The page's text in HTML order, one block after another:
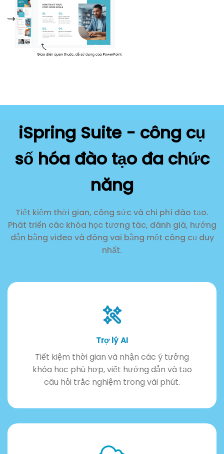
iSpring Suite - công cụ
số hóa đào tạo đa chức
năng
Tiết kiệm thời gian, công sức và chi phí đào tạo.
Phát triển các khóa học tương tác, đánh giá, hướng
dẫn bằng video và đóng vai bằng một công cụ duy
nhất.
Trợ lý AI
Tiết kiệm thời gian và nhận các ý tưởng
khóa học phù hợp, viết hướng dẫn và tạo
câu hỏi trắc nghiệm trong vài phút.